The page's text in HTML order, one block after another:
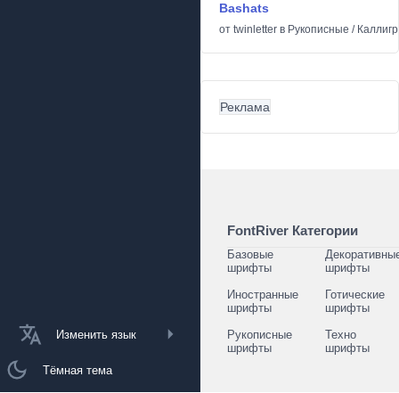
Изменить язык
Тёмная тема
Bashats
от twinletter в Рукописные /
Реклама
FontRiver Категории
Базовые
шрифты
шрифты
Иностранные
шрифты
Готические
шрифты
Рукописные
шрифты
Техно
шрифты